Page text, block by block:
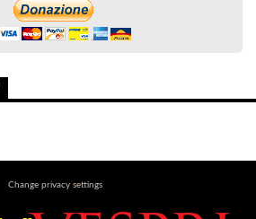
Change privacy settings